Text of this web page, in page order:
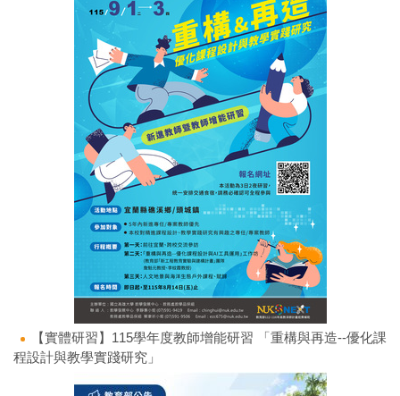
【實體研習】115學年度教師增能研習 「重構與再造--優化課